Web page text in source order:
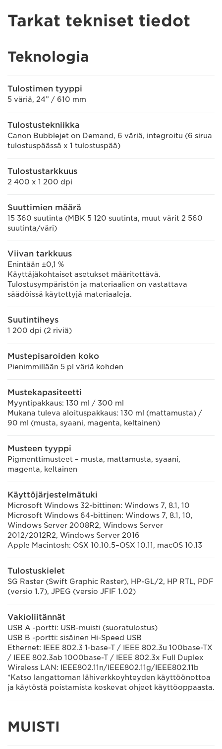
Tarkat tekniset tiedot
Teknologia
Tulostimen tyyppi
5 väriä, 24” / 610 mm
Tulostustekniikka
Canon Bubblejet on Demand, 6 väriä, integroitu (6 sirua
tulostuspäässä x 1 tulostuspää)
Tulostustarkkuus
2 400 x 1 200 dpi
Suuttimien määrä
15 360 suutinta (MBK 5 120 suutinta, muut värit 2 560
suutinta/väri)
Viivan tarkkuus
Enintään ±0,1 %
Käyttäjäkohtaiset asetukset määritettävä.
Tulostusympäristön ja materiaalien on vastattava
säädöissä käytettyjä materiaaleja.
Suutintiheys
1 200 dpi (2 riviä)
Mustepisaroiden koko
Pienimmillään 5 pl väriä kohden
Mustekapasiteetti
Myyntipakkaus: 130 ml / 300 ml
Mukana tuleva aloituspakkaus: 130 ml (mattamusta) /
90 ml (musta, syaani, magenta, keltainen)
Musteen tyyppi
Pigmenttimusteet – musta, mattamusta, syaani,
magenta, keltainen
Käyttöjärjestelmätuki
Microsoft Windows 32-bittinen: Windows 7, 8.1, 10
Microsoft Windows 64-bittinen: Windows 7, 8.1, 10,
Windows Server 2008R2, Windows Server
2012/2012R2, Windows Server 2016
Apple Macintosh: OSX 10.10.5–OSX 10.11, macOS 10.13
Tulostuskielet
SG Raster (Swift Graphic Raster), HP-GL/2, HP RTL, PDF
(versio 1.7), JPEG (versio JFIF 1.02)
Vakioliitännät
USB A -portti: USB-muisti (suoratulostus)
USB B -portti: sisäinen Hi-Speed USB
Ethernet: IEEE 802.3 1-base-T / IEEE 802.3u 100base-TX
/ IEEE 802.3ab 1000base-T / IEEE 802.3x Full Duplex
Wireless LAN: IEEE802.11n/IEEE802.11g/IEEE802.11b
*Katso langattoman lähiverkkoyhteyden käyttöönottoa
ja käytöstä poistamista koskevat ohjeet käyttöoppaasta.
MUISTI